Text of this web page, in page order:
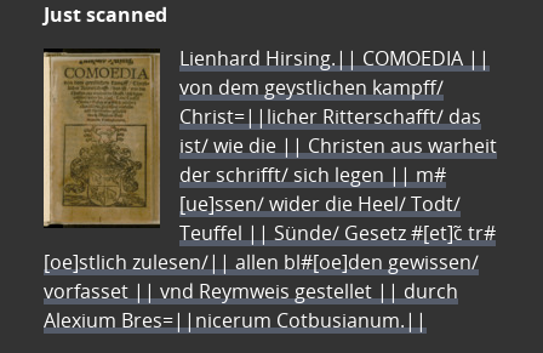
Just scanned
Lienhard Hirsing.|| COMOEDIA ||
von dem geystlichen kampff/
Christ=||licher Ritterschafft/ das
ist/ wie die || Christen aus warheit
der schrifft/ sich legen || m#
[ue]ssen/ wider die Heel/ Todt/
Teuffel || Sünde/ Gesetz #[et]c̃ tr#
[oe]stlich zulesen/|| allen bl#[oe]den gewissen/
vorfasset || vnd Reymweis gestellet || durch
Alexium Bres=||nicerum Cotbusianum.||